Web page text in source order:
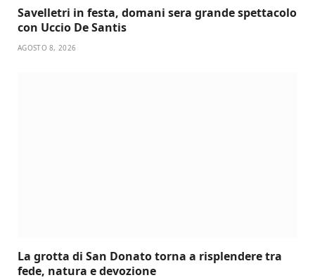
Savelletri in festa, domani sera grande spettacolo
con Uccio De Santis
AGOSTO 8, 2026
La grotta di San Donato torna a risplendere tra
fede, natura e devozione